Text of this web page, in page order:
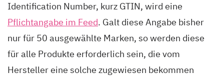
Identification Number, kurz GTIN, wird eine
Pflichtangabe im Feed. Galt diese Angabe bisher
nur für 50 ausgewählte Marken, so werden diese
für alle Produkte erforderlich sein, die vom
Hersteller eine solche zugewiesen bekommen